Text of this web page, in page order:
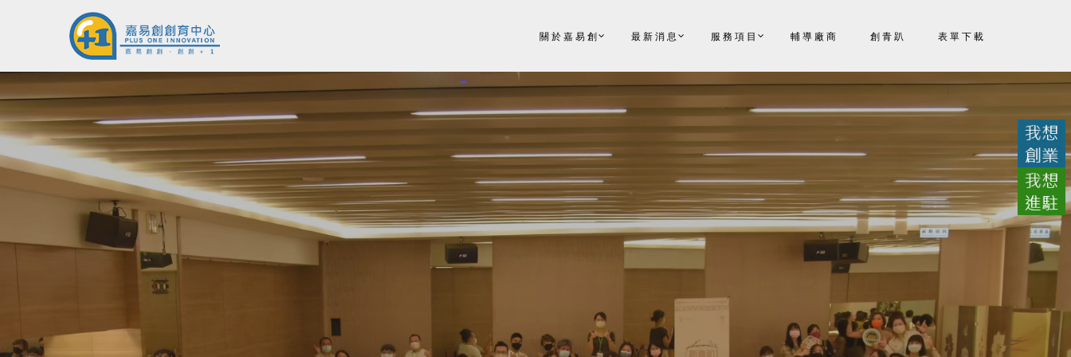
關於嘉易創 最新消息 服務項目 輔導廠商 創青趴 表單下載